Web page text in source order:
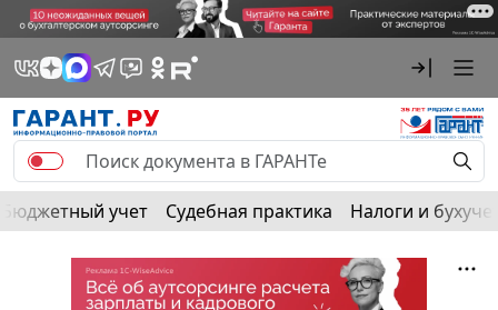
Бюджетный учет Судебная практика Налоги и